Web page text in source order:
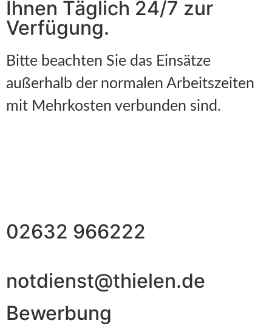
Ihnen Täglich 24/7 zur
Verfügung.
Bitte beachten Sie das Einsätze
außerhalb der normalen Arbeitszeiten
mit Mehrkosten verbunden sind.
02632 966222
notdienst@thielen.de
Bewerbung